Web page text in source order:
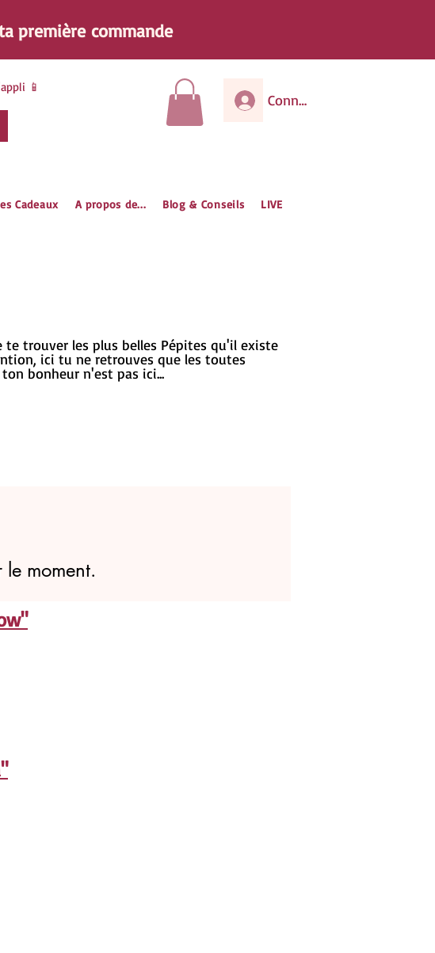
premièrecommande
📱
Connexion
Cadeaux A propos de... Blog & Conseils LIVE
te trouver les plus belles Pépites qu'il existe
ici tu ne retrouves que les toutes
bonheur n'est pas ici...
moment.